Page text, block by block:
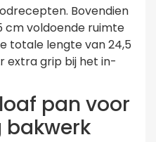
Bovendien
cm voldoende ruimte
totale lengte van 24,5
extra grip bij het in-
pan voor
bakwerk